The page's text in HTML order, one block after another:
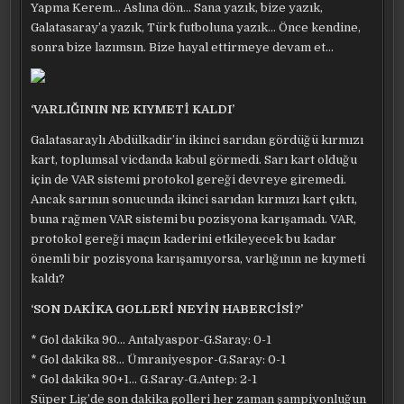
Yapma Kerem… Aslına dön… Sana yazık, bize yazık,
Galatasaray’a yazık, Türk futboluna yazık… Önce kendine,
sonra bize lazımsın. Bize hayal ettirmeye devam et…
‘VARLIĞININ NE KIYMETİ KALDI’
Galatasaraylı Abdülkadir’in ikinci sarıdan gördüğü kırmızı
kart, toplumsal vicdanda kabul görmedi. Sarı kart olduğu
için de VAR sistemi protokol gereği devreye giremedi.
Ancak sarının sonucunda ikinci sarıdan kırmızı kart çıktı,
buna rağmen VAR sistemi bu pozisyona karışamadı. VAR,
protokol gereği maçın kaderini etkileyecek bu kadar
önemli bir pozisyona karışamıyorsa, varlığının ne kıymeti
kaldı?
‘SON DAKİKA GOLLERİ NEYİN HABERCİSİ?’
* Gol dakika 90… Antalyaspor-G.Saray: 0-1
* Gol dakika 88… Ümraniyespor-G.Saray: 0-1
* Gol dakika 90+1… G.Saray-G.Antep: 2-1
Süper Lig’de son dakika golleri her zaman şampiyonluğun